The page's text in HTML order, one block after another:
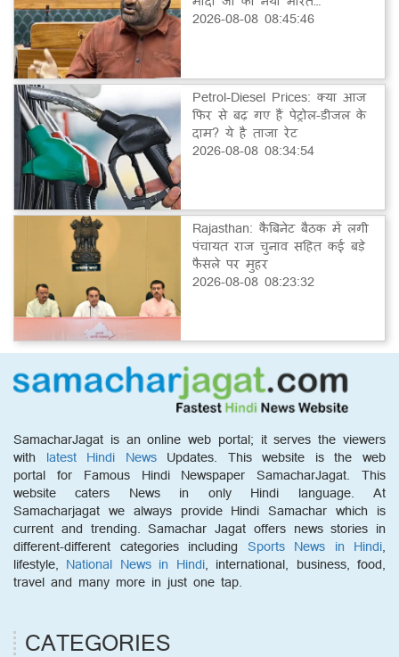
2026-08-08 08:45:46
Petrol-Diesel Prices: क्या आज
फिर से बढ़ गए हैं पेट्रोल-डीजल के
दाम? ये है ताजा रेट
2026-08-08 08:34:54
Rajasthan: कैबिनेट बैठक में लगी
पंचायत राज चुनाव सहित कई बड़े
फैसले पर मुहर
2026-08-08 08:23:32
SamacharJagat is an online web portal; it serves the viewers
with latest Hindi NewsUpdates. This website is the web
portal for Famous Hindi Newspaper SamacharJagat. This
website caters News in only Hindi language. At
Samacharjagat we always provide Hindi Samachar which is
current and trending. Samachar Jagat offers news stories in
different-different categories including Sports News in Hindi,
lifestyle, National News in Hindi, international, business, food,
travel and many more in just one tap.
CATEGORIES